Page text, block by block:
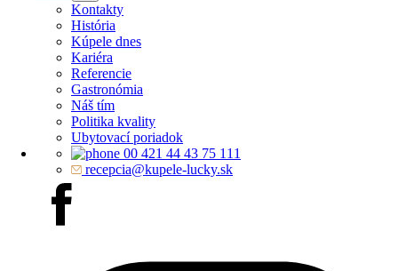
Kontakty
História
Kúpele dnes
Kariéra
Referencie
Gastronómia
Náš tím
Politika kvality
Ubytovací poriadok
00 421 44 43 75 111
recepcia@kupele-lucky.sk